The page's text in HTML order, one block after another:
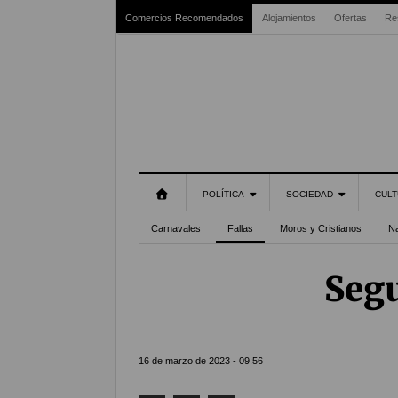
Comercios Recomendados Alojamientos Ofertas
POLÍTICA SOCIEDAD
Carnavales Fallas Moros y Cristianos
16 de marzo de 2023 - 09:56